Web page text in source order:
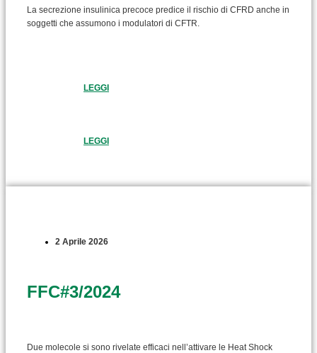
La secrezione insulinica precoce predice il rischio di CFRD anche in
soggetti che assumono i modulatori di CFTR.
LEGGI
LEGGI
2 Aprile 2026
FFC#3/2024
Due molecole si sono rivelate efficaci nell’attivare le Heat Shock